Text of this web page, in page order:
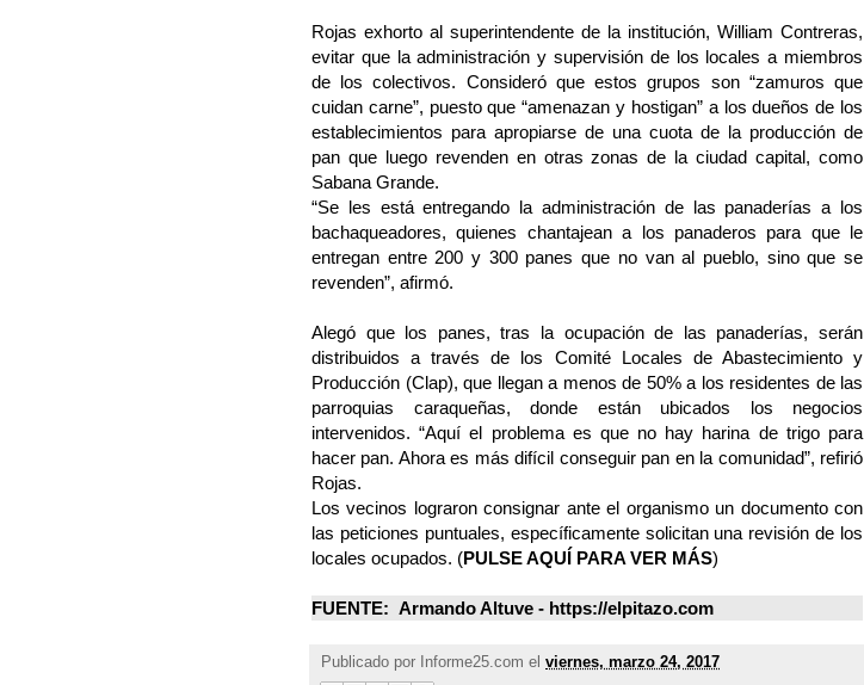
Rojas exhorto al superintendente de la institución, William Contreras,
evitar que la administración y supervisión de los locales a miembros
de los colectivos. Consideró que estos grupos son “zamuros que
cuidan carne”, puesto que “amenazan y hostigan” a los dueños de los
establecimientos para apropiarse de una cuota de la producción de
pan que luego revenden en otras zonas de la ciudad capital, como
Sabana Grande.
“Se les está entregando la administración de las panaderías a los
bachaqueadores, quienes chantajean a los panaderos para que le
entregan entre 200 y 300 panes que no van al pueblo, sino que se
revenden”, afirmó.
Alegó que los panes, tras la ocupación de las panaderías, serán
distribuidos a través de los Comité Locales de Abastecimiento y
Producción (Clap), que llegan a menos de 50% a los residentes de las
parroquias caraqueñas, donde están ubicados los negocios
intervenidos. “Aquí el problema es que no hay harina de trigo para
hacer pan. Ahora es más difícil conseguir pan en la comunidad”, refirió
Rojas.
Los vecinos lograron consignar ante el organismo un documento con
las peticiones puntuales, específicamente solicitan una revisión de los
locales ocupados. (PULSE AQUÍ PARA VER MÁS)
FUENTE: Armando Altuve - https://elpitazo.com
Publicado por Informe25.com el viernes, marzo 24, 2017